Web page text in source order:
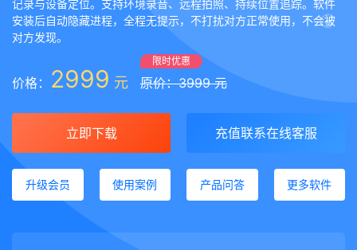
记录与设备定位。支持环境录音、远程拍照、持续位置追踪。软件
安装后自动隐藏进程，全程无提示，不打扰对方正常使用，不会被
对方发现。
价格： 2999 元
限时优惠
原价：3999 元
立即下载 充值联系在线客服
升级会员 使用案例 产品问答 更多软件